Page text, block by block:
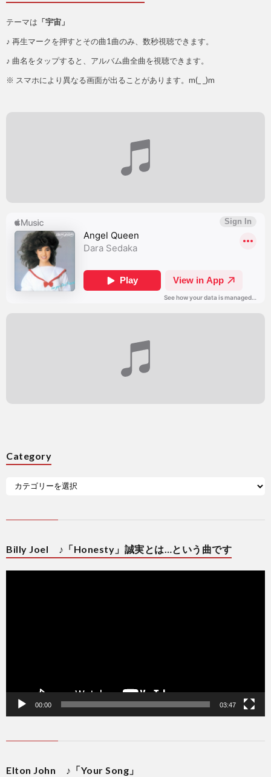
テーマは 「宇宙」
♪ 再生マークを押すとその曲1曲のみ、数秒視聴できます。
♪ 曲名をタップすると、アルバム曲全曲を視聴できます。
※ スマホにより異なる画面が出ることがあります。m(_ _)m
Category
Billy Joel ♪「Honesty」誠実とは…という曲です
動
00:00 03:47
Elton John ♪「Your Song」